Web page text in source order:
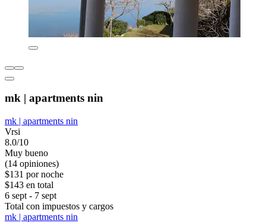
mk | apartments nin
mk | apartments nin
Vrsi
8.0/10
Muy bueno
(14 opiniones)
$131 por noche
$143 en total
6 sept - 7 sept
Total con impuestos y cargos
mk | apartments nin